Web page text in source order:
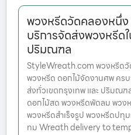
พวงหรีดวัดคลองหนึ่
บริการจัดส่งพวงหรีด
ปริมณฑล
StyleWreath.com พวงหรีดวั
พวงหรีด ดอกไม้จัดงานศพ คร
ส่งทั่วเขตกรุงเทพ และ ปริมณ
ดอกไม้สด พวงหรีดพัดลม พวง
พวงหรีดสำเร็จรูป พวงหรีดป
ทม Wreath delivery to